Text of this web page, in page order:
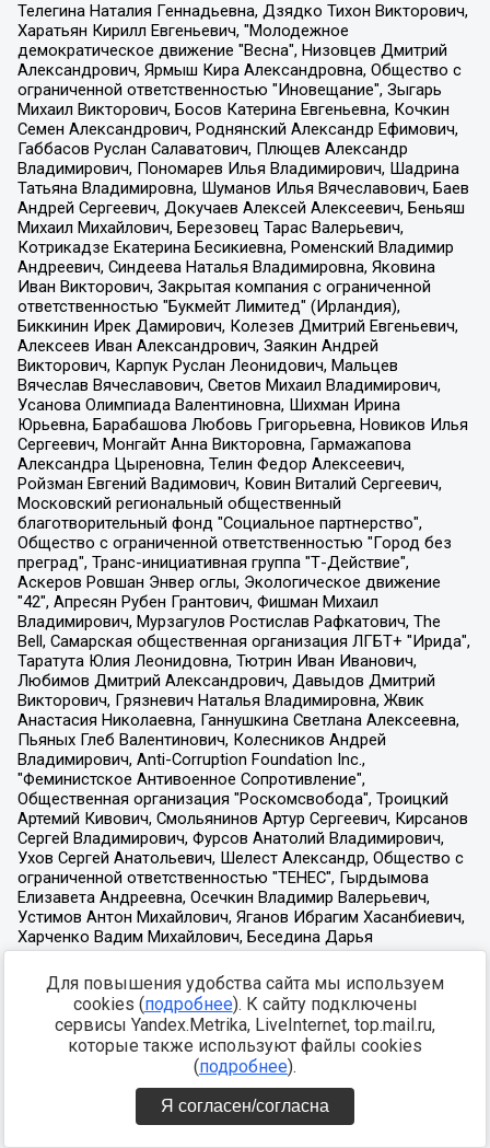
Для повышения удобства сайта мы используем
cookies (подробнее). К сайту подключены
сервисы Yandex.Metrika, LiveInternet, top.mail.ru,
которые также используют файлы cookies
(подробнее).
Я согласен/согласна